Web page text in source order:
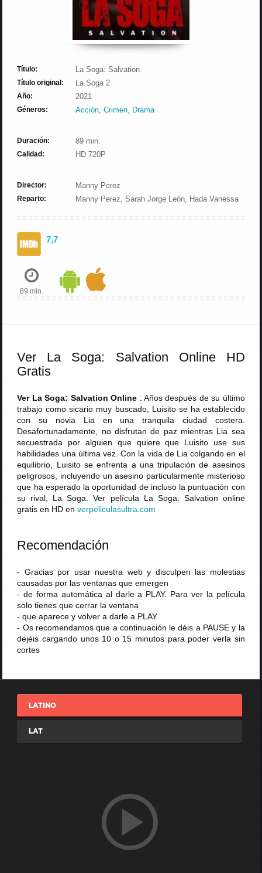
Título: La Soga: Salvation
Título original: La Soga 2
Año: 2021
Géneros: Acción,Crimen, Drama
Duración: 89 min.
Calidad: HD 720P
Director: Manny Perez
Reparto: Manny Perez, Sarah Jorge León, Hada Vanessa
7,7
89 min.
Ver La Soga: Salvation Online HD
Gratis
Ver La Soga: Salvation Online : Años después de su último
trabajo como sicario muy buscado, Luisito se ha establecido
con su novia Lia en una tranquila ciudad costera.
Desafortunadamente, no disfrutan de paz mientras Lia sea
secuestrada por alguien que quiere que Luisito use sus
habilidades una última vez. Con la vida de Lia colgando en el
equilibrio, Luisito se enfrenta a una tripulación de asesinos
peligrosos, incluyendo un asesino particularmente misterioso
que ha esperado la oportunidad de incluso la puntuación con
su rival, La Soga. Ver película La Soga: Salvation online
gratis en HD enverpeliculasultra .com
Recomendación
- Gracias por usar nuestra web y disculpen las molestias
causadas por las ventanas que emergen
- de forma automática al darle a PLAY. Para ver la película
solo tienes que cerrar la ventana
- que aparece y volver a darle a PLAY
- Os recomendamos que a continuación le déis a PAUSE y la
dejéis cargando unos 10 o 15 minutos para poder verla sin
cortes
LATINO
LAT